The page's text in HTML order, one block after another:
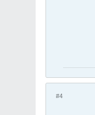
#4